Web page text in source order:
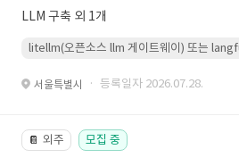
LLM 구축 외 1개
litellm(오픈소스 llm 게이트웨이) 또는
서울특별시 · 등록일자 2026.07.28.
📔 외주 모집 중